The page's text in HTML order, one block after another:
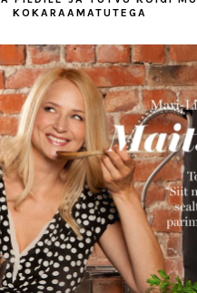
KOKARAAMATUTEGA